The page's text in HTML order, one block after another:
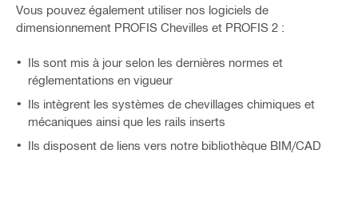
Vous pouvez également utiliser nos logiciels de
dimensionnement PROFIS Chevilles et PROFIS 2 :
Ils sont mis à jour selon les dernières normes et
réglementations en vigueur
Ils intègrent les systèmes de chevillages chimiques et
mécaniques ainsi que les rails inserts
Ils disposent de liens vers notre bibliothèque BIM/CAD